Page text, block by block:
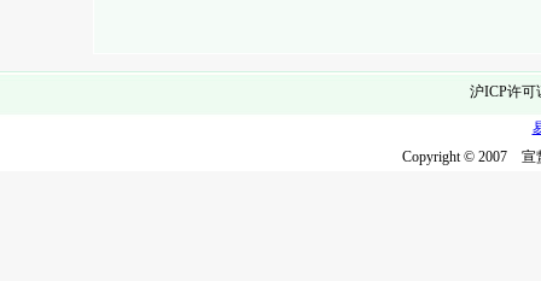
沪ICP许可
Copyright © 2007 宣